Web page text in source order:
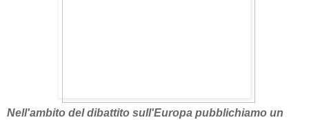
Nell'ambito del dibattito sull'Europa pubblichiamo un